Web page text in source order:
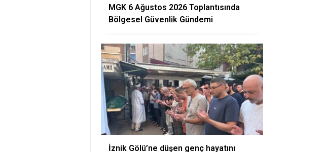
MGK 6 Ağustos 2026 Toplantısında
Bölgesel Güvenlik Gündemi
İznik Gölü’ne düşen genç hayatını